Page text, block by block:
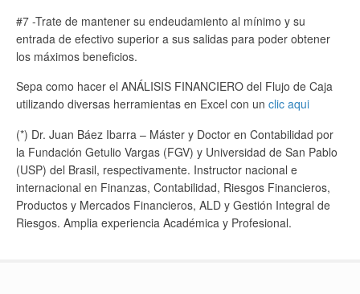
#7 -Trate de mantener su endeudamiento al mínimo y su
entrada de efectivo superior a sus salidas para poder obtener
los máximos beneficios.
Sepa como hacer el ANÁLISIS FINANCIERO del Flujo de Caja
utilizando diversas herramientas en Excel con un clic aqui
(*) Dr. Juan Báez Ibarra – Máster y Doctor en Contabilidad por
la Fundación Getulio Vargas (FGV) y Universidad de San Pablo
(USP) del Brasil, respectivamente. Instructor nacional e
internacional en Finanzas, Contabilidad, Riesgos Financieros,
Productos y Mercados Financieros, ALD y Gestión Integral de
Riesgos. Amplia experiencia Académica y Profesional.